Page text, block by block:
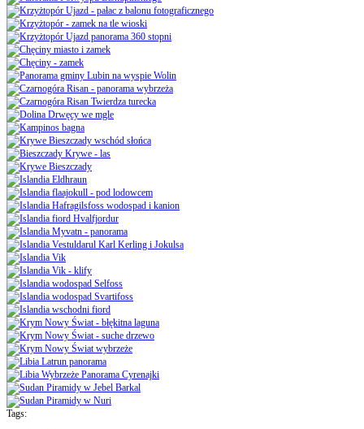
Tags: